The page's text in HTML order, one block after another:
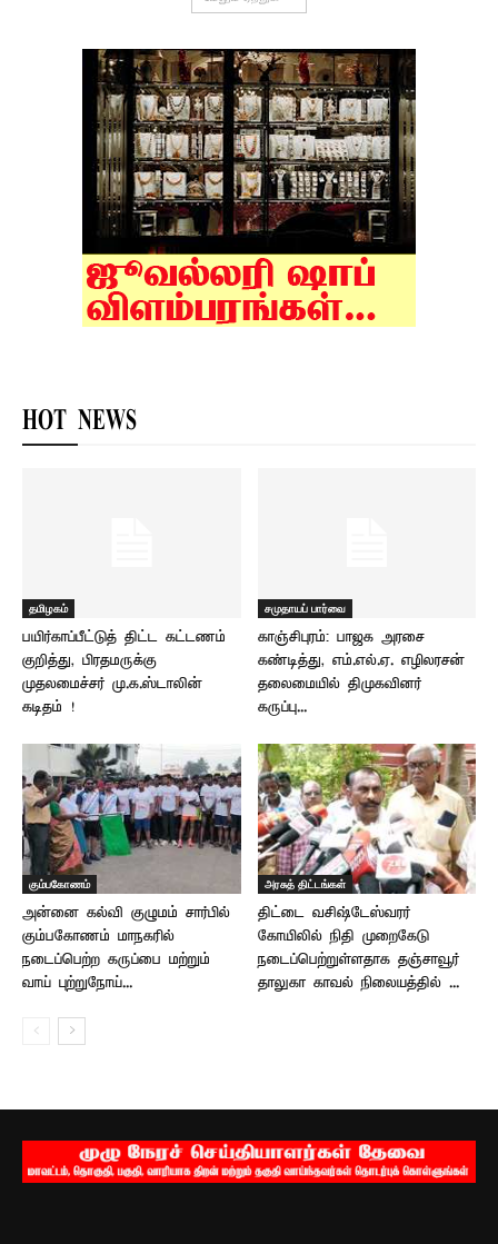
HOT NEWS
தமிழகம்
பயிர்காப்பீட்டுத் திட்ட கட்டணம்
குறித்து, பிரதமருக்கு
முதலமைச்சர் மு.க.ஸ்டாலின்
கடிதம் !
சமுதாயப் பார்வை
காஞ்சிபுரம்: பாஜக அரசை
கண்டித்து, எம்.எல்.ஏ. எழிலரசன்
தலைமையில் திமுகவினர்
கருப்பு...
கும்பகோணம்
அன்னை கல்வி குழுமம் சார்பில்
கும்பகோணம் மாநகரில்
நடைப்பெற்ற கருப்பை மற்றும்
வாய் புற்றுநோய்...
அரசுத் திட்டங்கள்
திட்டை வசிஷ்டேஸ்வரர்
கோயிலில் நிதி முறைகேடு
நடைப்பெற்றுள்ளதாக தஞ்சாவூர்
தாலுகா காவல் நிலையத்தில் ...